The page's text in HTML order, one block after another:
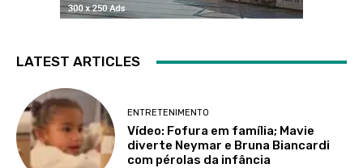
LATEST ARTICLES
ENTRETENIMENTO
Vídeo: Fofura em família; Mavie
diverte Neymar e Bruna Biancardi
com pérolas da infância